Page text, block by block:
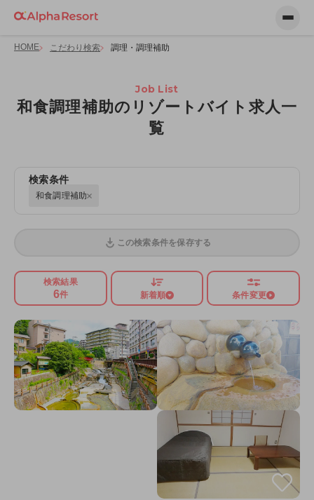
HOME こだわり検索 調理・調理補助
Job List
和食調理補助のリゾートバイト求人一
覧
検索条件
和食調理補助
この検索条件を保存する
検索結果
6件 新着順 条件変更